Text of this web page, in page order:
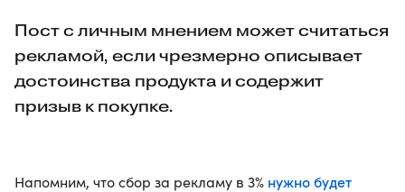
Пост с личным мнением может считаться
рекламой, если чрезмерно описывает
достоинства продукта и содержит
призыв к покупке.
Напомним, что сбор за рекламу в 3% нужно будет